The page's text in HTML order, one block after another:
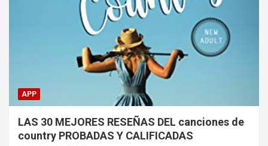
APP
LAS 30 MEJORES RESEÑAS DEL canciones de
country PROBADAS Y CALIFICADAS